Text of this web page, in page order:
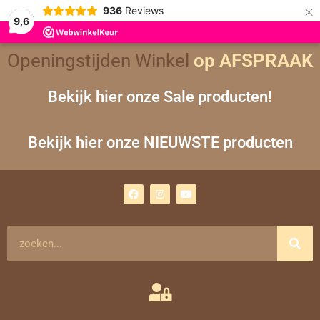
9,6
936 Reviews ×
Openingstijden Winkel op AFSPRAAK
Bekijk hier onze Sale producten!
Bekijk hier onze NIEUWSTE producten
a
c
n
s
m
o
u